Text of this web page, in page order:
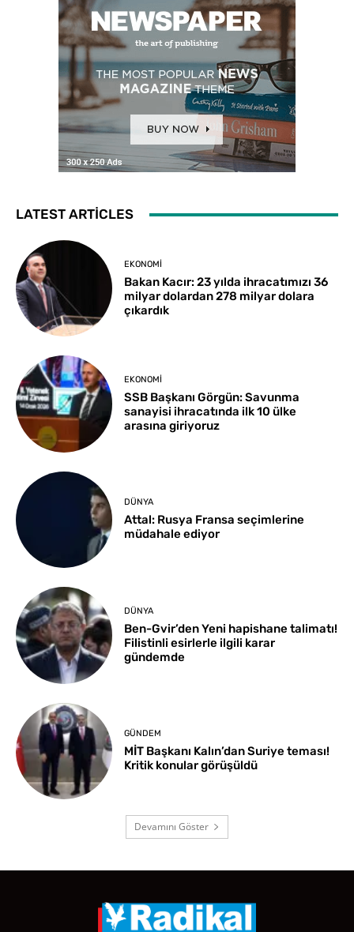
LATEST ARTICLES
EKONOMI
Bakan Kacır: 23 yılda ihracatımızı 36
milyar dolardan 278 milyar dolara
çıkardık
EKONOMI
SSB Başkanı Görgün: Savunma
sanayisi ihracatında ilk 10 ülke
arasına giriyoruz
DÜNYA
Attal: Rusya Fransa seçimlerine
müdahale ediyor
DÜNYA
Ben-Gvir’den Yeni hapishane talimatı!
Filistinli esirlerle ilgili karar
gündemde
GÜNDEM
MİT Başkanı Kalın’dan Suriye teması!
Kritik konular görüşüldü
Devamını Göster